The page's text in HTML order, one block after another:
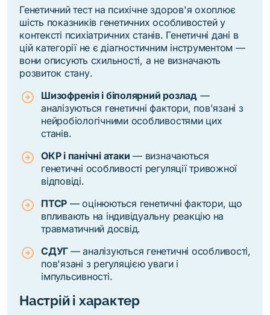
Генетичний тест на психічне здоров'я охоплює
шість показників генетичних особливостей у
контексті психіатричних станів. Генетичні дані в
цій категорії не є діагностичним інструментом —
вони описують схильності, а не визначають
розвиток стану.
Шизофренія і біполярний розлад—
аналізуються генетичні фактори, пов'язані з
нейробіологічними особливостями цих
станів.
ОКР і панічні атаки — визначаються
генетичні особливості регуляції тривожної
відповіді.
ПТСР — оцінюються генетичні фактори, що
впливають на індивідуальну реакцію на
травматичний досвід.
СДУГ — аналізуються генетичні особливості,
пов'язані з регуляцією уваги і
імпульсивності.
Настрій і характер